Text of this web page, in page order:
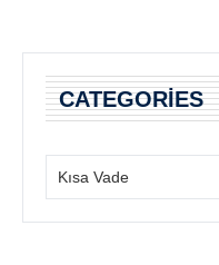
CATEGORIES